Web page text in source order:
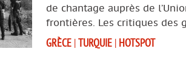
de chantage auprès de
frontières. Les critiques des
GRÈCE |TURQUIE | HOTSPOT